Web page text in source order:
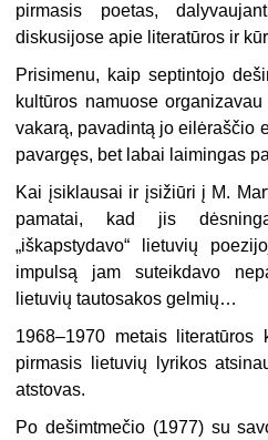
pirmasis poetas,
diskusijose apie literatūros ir
Prisimenu, kaip septintojo
kultūros namuose
vakarą, pavadintą jo eilėraščio
pavargęs, bet labai laimingas
Kai įsiklausai ir įsižiūri į M.
pamatai, kad jis
„iškapstydavo“ lietuvių
impulsą jam suteikdavo
lietuvių tautosakos gelmių…
1968–1970 metais
pirmasis lietuvių lyrikos
atstovas.
Po dešimtmečio (1977) su